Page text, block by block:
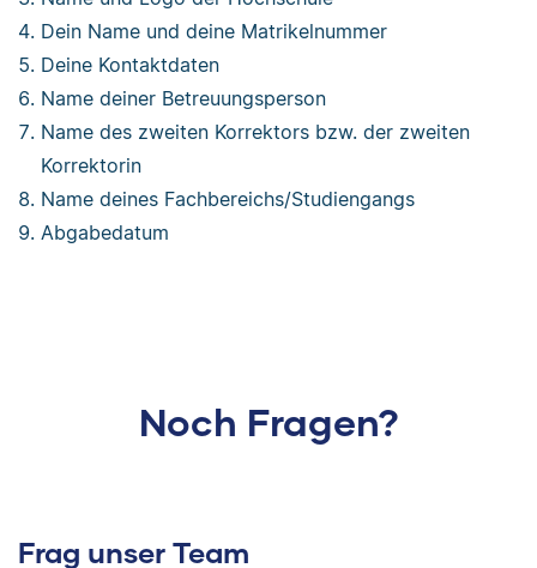
Dein Name und deine Matrikelnummer
Deine Kontaktdaten
Name deiner Betreuungsperson
Name des zweiten Korrektors bzw. der zweiten
Korrektorin
Name deines Fachbereichs/Studiengangs
Abgabedatum
Noch Fragen?
Frag unser Team